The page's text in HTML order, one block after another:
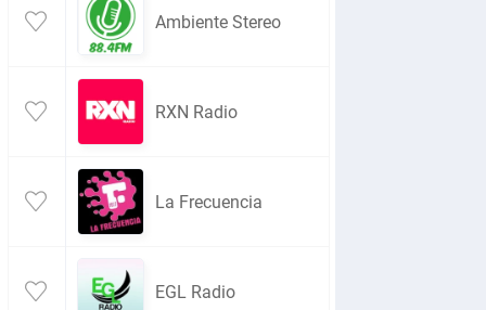
Ambiente Stereo
RXN Radio
La Frecuencia
EGL Radio